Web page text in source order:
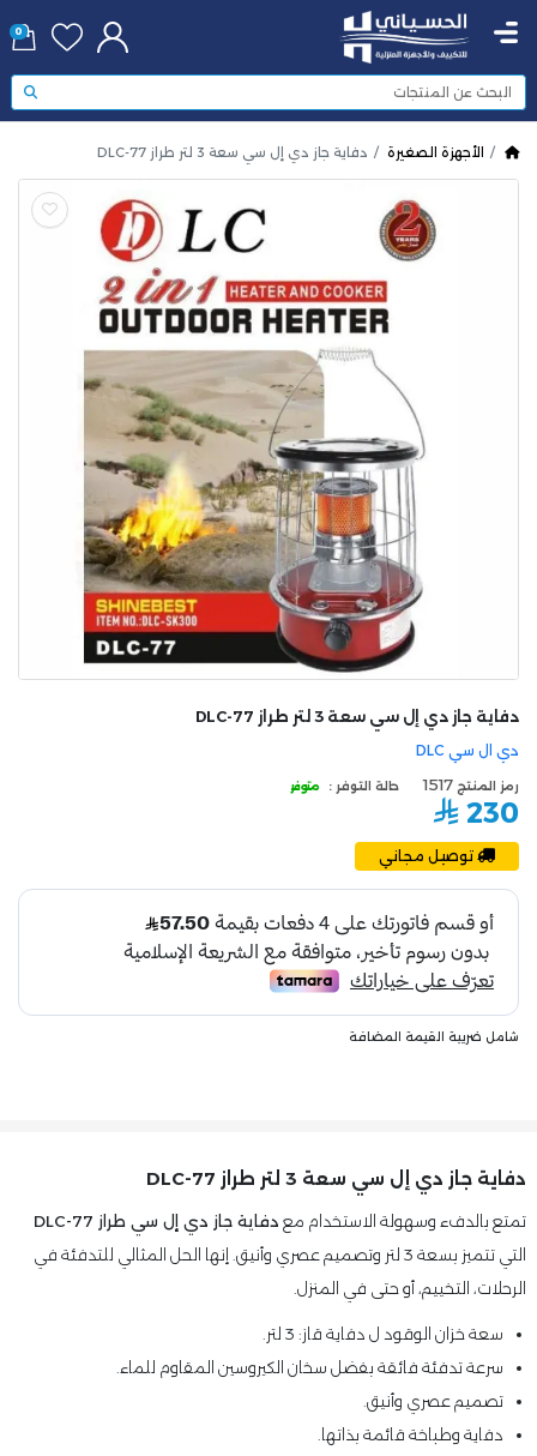
0
الأجهزة الصغيرة دفاية جاز دي إل سي سعة 3 لتر طراز DLC-77
دي ال سي DLC
دفاية جاز دي إل سي سعة 3 لتر طراز DLC-77
رمز المنتج 1517 حالة التوفر : متوفر
230
توصيل مجاني
شامل ضريبة القيمة المضافة
دفاية جاز دي إل سي سعة 3 لتر طراز DLC-77
تمتع بالدفء وسهولة الاستخدام مع دفاية جاز دي إل سي طراز DLC-77
التي تتميز بسعة 3 لتر وتصميم عصري وأنيق. إنها الحل المثالي للتدفئة في
الرحلات، التخييم، أو حتى في المنزل.
سعة خزان الوقود ل دفاية قاز: 3 لتر.
سرعة تدفئة فائقة بفضل سخان الكيروسين المقاوم للماء.
تصميم عصري وأنيق.
دفاية وطباخة قائمة بذاتها.